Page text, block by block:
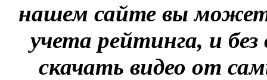
нашем сайте вы
учета рейтинга, и
скачать видео от